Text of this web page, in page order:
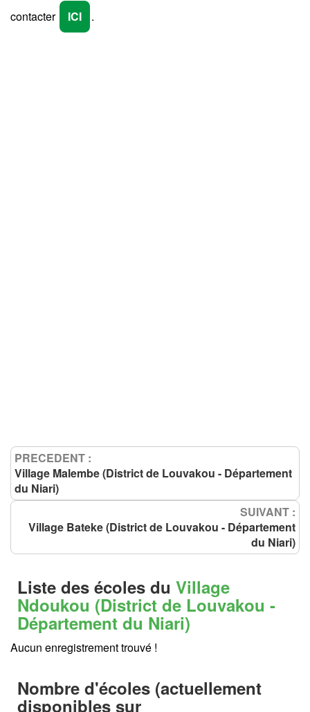
contacter
ICI .
PRECEDENT :
Village Malembe (District de Louvakou - Département
du Niari)
SUIVANT :
Village Bateke (District de Louvakou - Département
du Niari)
Liste des écoles du Village
Ndoukou (District de Louvakou -
Département du Niari)
Aucun enregistrement trouvé !
Nombre d'écoles (actuellement
disponibles sur